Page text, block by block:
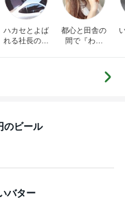
ハカセとよば
れる社長のブ
都心と田舎の
間で『わた
のビール
バター